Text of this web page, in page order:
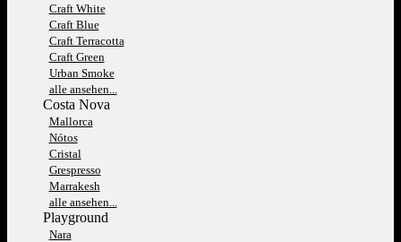
Craft White
Craft Blue
Craft Terracotta
Craft Green
Urban Smoke
alle ansehen...
Costa Nova
Mallorca
Nótos
Cristal
Grespresso
Marrakesh
alle ansehen...
Playground
Nara